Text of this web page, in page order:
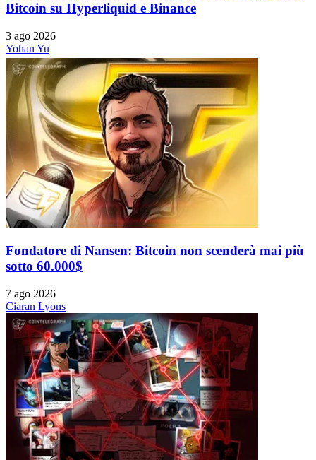
Bitcoin su Hyperliquid e Binance
3 ago 2026
Yohan Yu
Fondatore di Nansen: Bitcoin non scenderà mai più
sotto 60.000$
7 ago 2026
Ciaran Lyons